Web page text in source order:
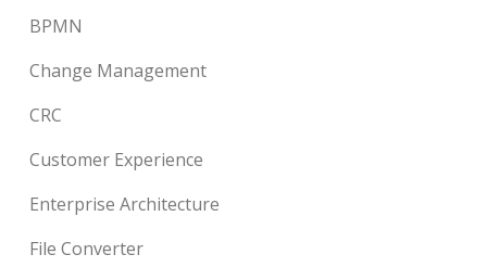
BPMN
Change Management
CRC
Customer Experience
Enterprise Architecture
File Converter